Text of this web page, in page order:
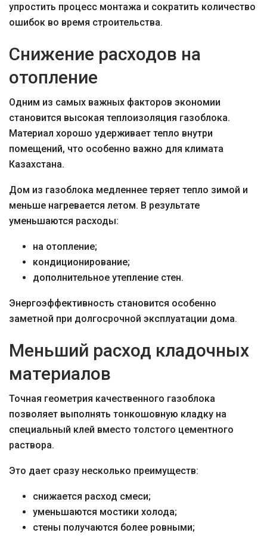
упростить процесс монтажа и сократить количество
ошибок во время строительства.
Снижение расходов на
отопление
Одним из самых важных факторов экономии
становится высокая теплоизоляция газоблока.
Материал хорошо удерживает тепло внутри
помещений, что особенно важно для климата
Казахстана.
Дом из газоблока медленнее теряет тепло зимой и
меньше нагревается летом. В результате
уменьшаются расходы:
на отопление;
кондиционирование;
дополнительное утепление стен.
Энергоэффективность становится особенно
заметной при долгосрочной эксплуатации дома.
Меньший расход кладочных
материалов
Точная геометрия качественного газоблока
позволяет выполнять тонкошовную кладку на
специальный клей вместо толстого цементного
раствора.
Это дает сразу несколько преимуществ:
снижается расход смеси;
уменьшаются мостики холода;
стены получаются более ровными;